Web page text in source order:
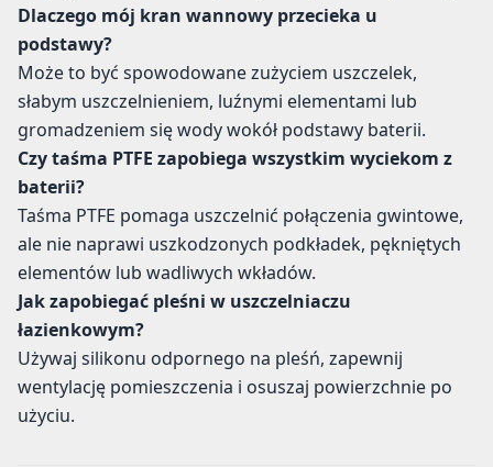
Dlaczego mój kran wannowy przecieka u
podstawy?
Może to być spowodowane zużyciem uszczelek,
słabym uszczelnieniem, luźnymi elementami lub
gromadzeniem się wody wokół podstawy baterii.
Czy taśma PTFE zapobiega wszystkim wyciekom z
baterii?
Taśma PTFE pomaga uszczelnić połączenia gwintowe,
ale nie naprawi uszkodzonych podkładek, pękniętych
elementów lub wadliwych wkładów.
Jak zapobiegać pleśni w uszczelniaczu
łazienkowym?
Używaj silikonu odpornego na pleśń, zapewnij
wentylację pomieszczenia i osuszaj powierzchnie po
użyciu.